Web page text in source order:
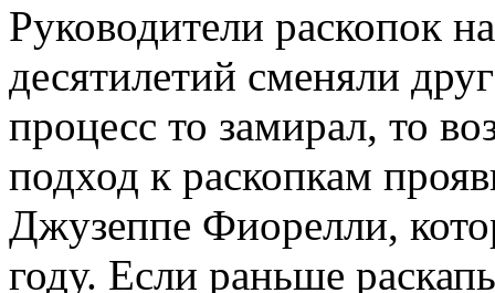
Руководители раскопок
десятилетий сменяли
процесс то замирал, то
подход к раскопкам
Джузеппе Фиорелли,
году. Если раньше